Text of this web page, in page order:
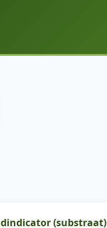
(substraat)